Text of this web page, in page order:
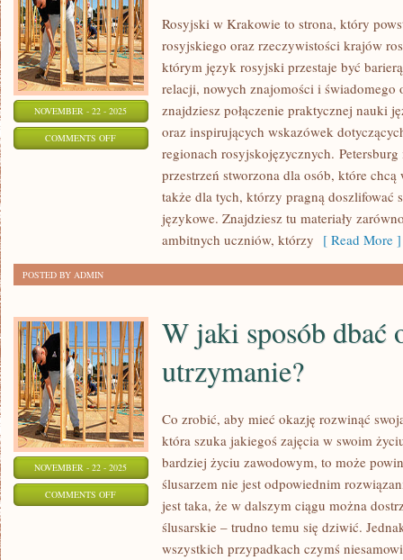
NOVEMBER - 22 - 2025
COMMENTS OFFON
Rosyjski w Krakowie to strona, który
rosyjskiego oraz rzeczywistości krajów
którym język rosyjski przestaje być
relacji, nowych znajomości i
znajdziesz połączenie praktycznej nauki
oraz inspirujących wskazówek
regionach rosyjskojęzycznych.
przestrzeń stworzona dla osób, które
także dla tych, którzy pragną doszlifować
językowe. Znajdziesz tu materiały
ambitnych uczniów, którzy [ Read More ]
POSTED BY ADMIN
NOVEMBER - 22 - 2025
COMMENTS OFFON
W jaki sposób dbać
utrzymanie?
Co zrobić, aby mieć okazję rozwinąć
która szuka jakiegoś zajęcia w swoim
bardziej życiu zawodowym, to może
ślusarzem nie jest odpowiednim
jest taka, że w dalszym ciągu można
ślusarskie – trudno temu się dziwić.
wszystkich przypadkach czymś